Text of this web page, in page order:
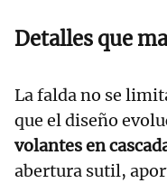
Detalles que
La falda no se
que el diseño
volantes en
abertura sutil,